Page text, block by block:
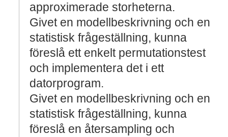
approximerade storheterna.
Givet en modellbeskrivning och en
statistisk frågeställning, kunna
föreslå ett enkelt permutationstest
och implementera det i ett
datorprogram.
Givet en modellbeskrivning och en
statistisk frågeställning, kunna
föreslå en återsampling och